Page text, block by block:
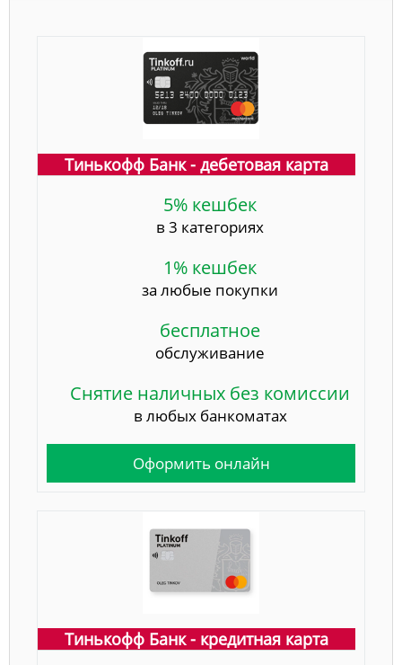
Тинькофф Банк - дебетовая карта
5% кешбек
в 3 категориях
1% кешбек
за любые покупки
бесплатное
обслуживание
Снятие наличных без комиссии
в любых банкоматах
Оформить онлайн
Тинькофф Банк - кредитная карта